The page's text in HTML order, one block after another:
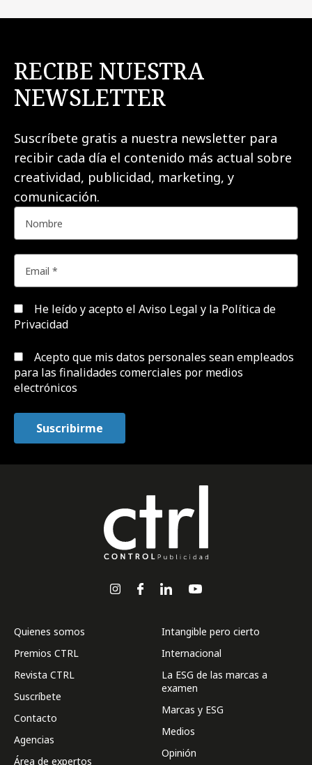
RECIBE NUESTRA
NEWSLETTER
Suscríbete gratis a nuestra newsletter para
recibir cada día el contenido más actual sobre
creatividad, publicidad, marketing, y
comunicación.
He leído y acepto el Aviso Legal y la Política de
Privacidad
Acepto que mis datos personales sean empleados
para las finalidades comerciales por medios
electrónicos
Quienes somos
Premios CTRL
Revista CTRL
Suscríbete
Contacto
Agencias
Área de expertos
Intangible pero cierto
Internacional
La ESG de las marcas a
examen
Marcas y ESG
Medios
Opinión